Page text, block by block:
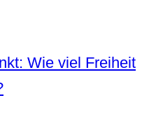
Wie viel Freiheit